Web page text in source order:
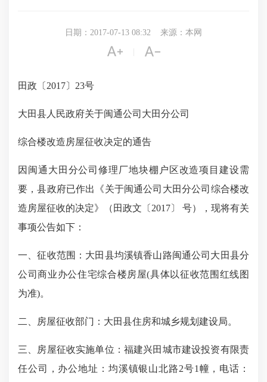
日期：2017-07-13 08:32 来源：本网
 
田政〔 2017〕23号
大田县人民政府关于闽通公司大田分公司
综合楼改造房屋征收决定的通告
因 闽通大田分公司修理厂地块棚户区改造项目建设需
要，县政府已作出《关于闽通公司大田分公司综合楼改
造房屋征收的决定》（田政文〔 2017〕 号），现将有关
事项公告如下：
一、征收范围： 大田县均溪镇香山路闽通公司大田县分
公司商业办公住宅综合楼房屋(具体以征收范围红线图
为准)。
二、房屋征收部门： 大田县住房和城乡规划建设局。
三、房屋征收实施单位： 福建兴田城市建设投资有限责
任公司
，办公地址：均溪镇银山北路2号1幢，电话：